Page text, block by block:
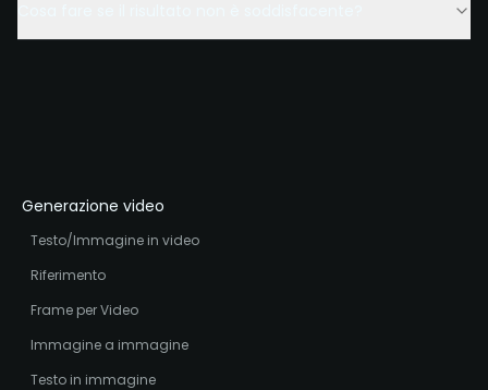
Generazione video
Testo/Immagine in video
Riferimento
Frame per Video
Immagine a immagine
Testo in immagine